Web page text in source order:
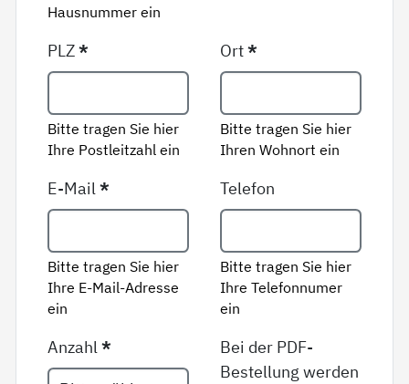
Hausnummer ein
PLZ*
Bitte tragen Sie hier
Ihre Postleitzahl ein
Ort*
Bitte tragen Sie hier
Ihren Wohnort ein
E-Mail*
Bitte tragen Sie hier
Ihre E-Mail-Adresse
ein
Telefon
Bitte tragen Sie hier
Ihre Telefonnumer
ein
Anzahl*
Bei der PDF-
Bestellung werden